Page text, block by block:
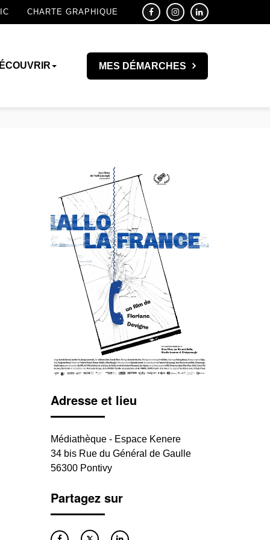
CHARTE GRAPHIQUE
MES DÉMARCHES
Adresse et lieu
Médiathèque - Espace Kenere
34 bis Rue du Général de Gaulle
56300 Pontivy
Partagez sur